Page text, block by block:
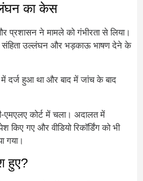
का केस
प्रशासन ने मामले को गंभीरता से लिया।
उल्लंघन और भड़काऊ भाषण देने के
दर्ज हुआ था और बाद में जांच के बाद
एमएलए कोर्ट में चला। अदालत में
गए और वीडियो रिकॉर्डिंग को भी
गया।
हुए?